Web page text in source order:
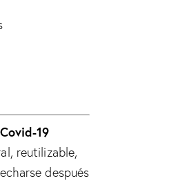
19
reutilizable,
después